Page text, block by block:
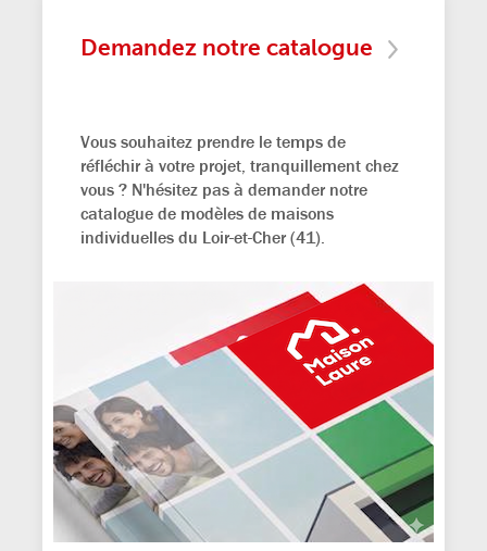
Demandez notre catalogue
Vous souhaitez prendre le temps de
réfléchir à votre projet, tranquillement chez
vous ? N'hésitez pas à demander notre
catalogue de modèles de maisons
individuelles du Loir-et-Cher (41).